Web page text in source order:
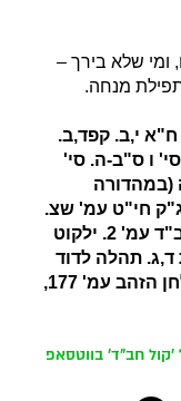
ומי שלא בירך –
מנחה.
י,ב. קפד,ב.
ו ס"ב-ה. סי'
(במהדורה
חי"ט עמ' שצ.
לקוטי שיחות לט,280. ס' המנהגים-חב"ד עמ' 2. ילקוט
תהלה לדוד
ד,ב. קצוה"ש יב בבדה"ש ט. וראה שלחן הזהב עמ' 177,
חב"ד' בווטסאפ